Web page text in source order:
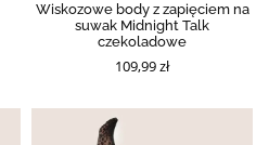
Wiskozowe body z zapięciem na
suwak Midnight Talk
czekoladowe
109,99 zł